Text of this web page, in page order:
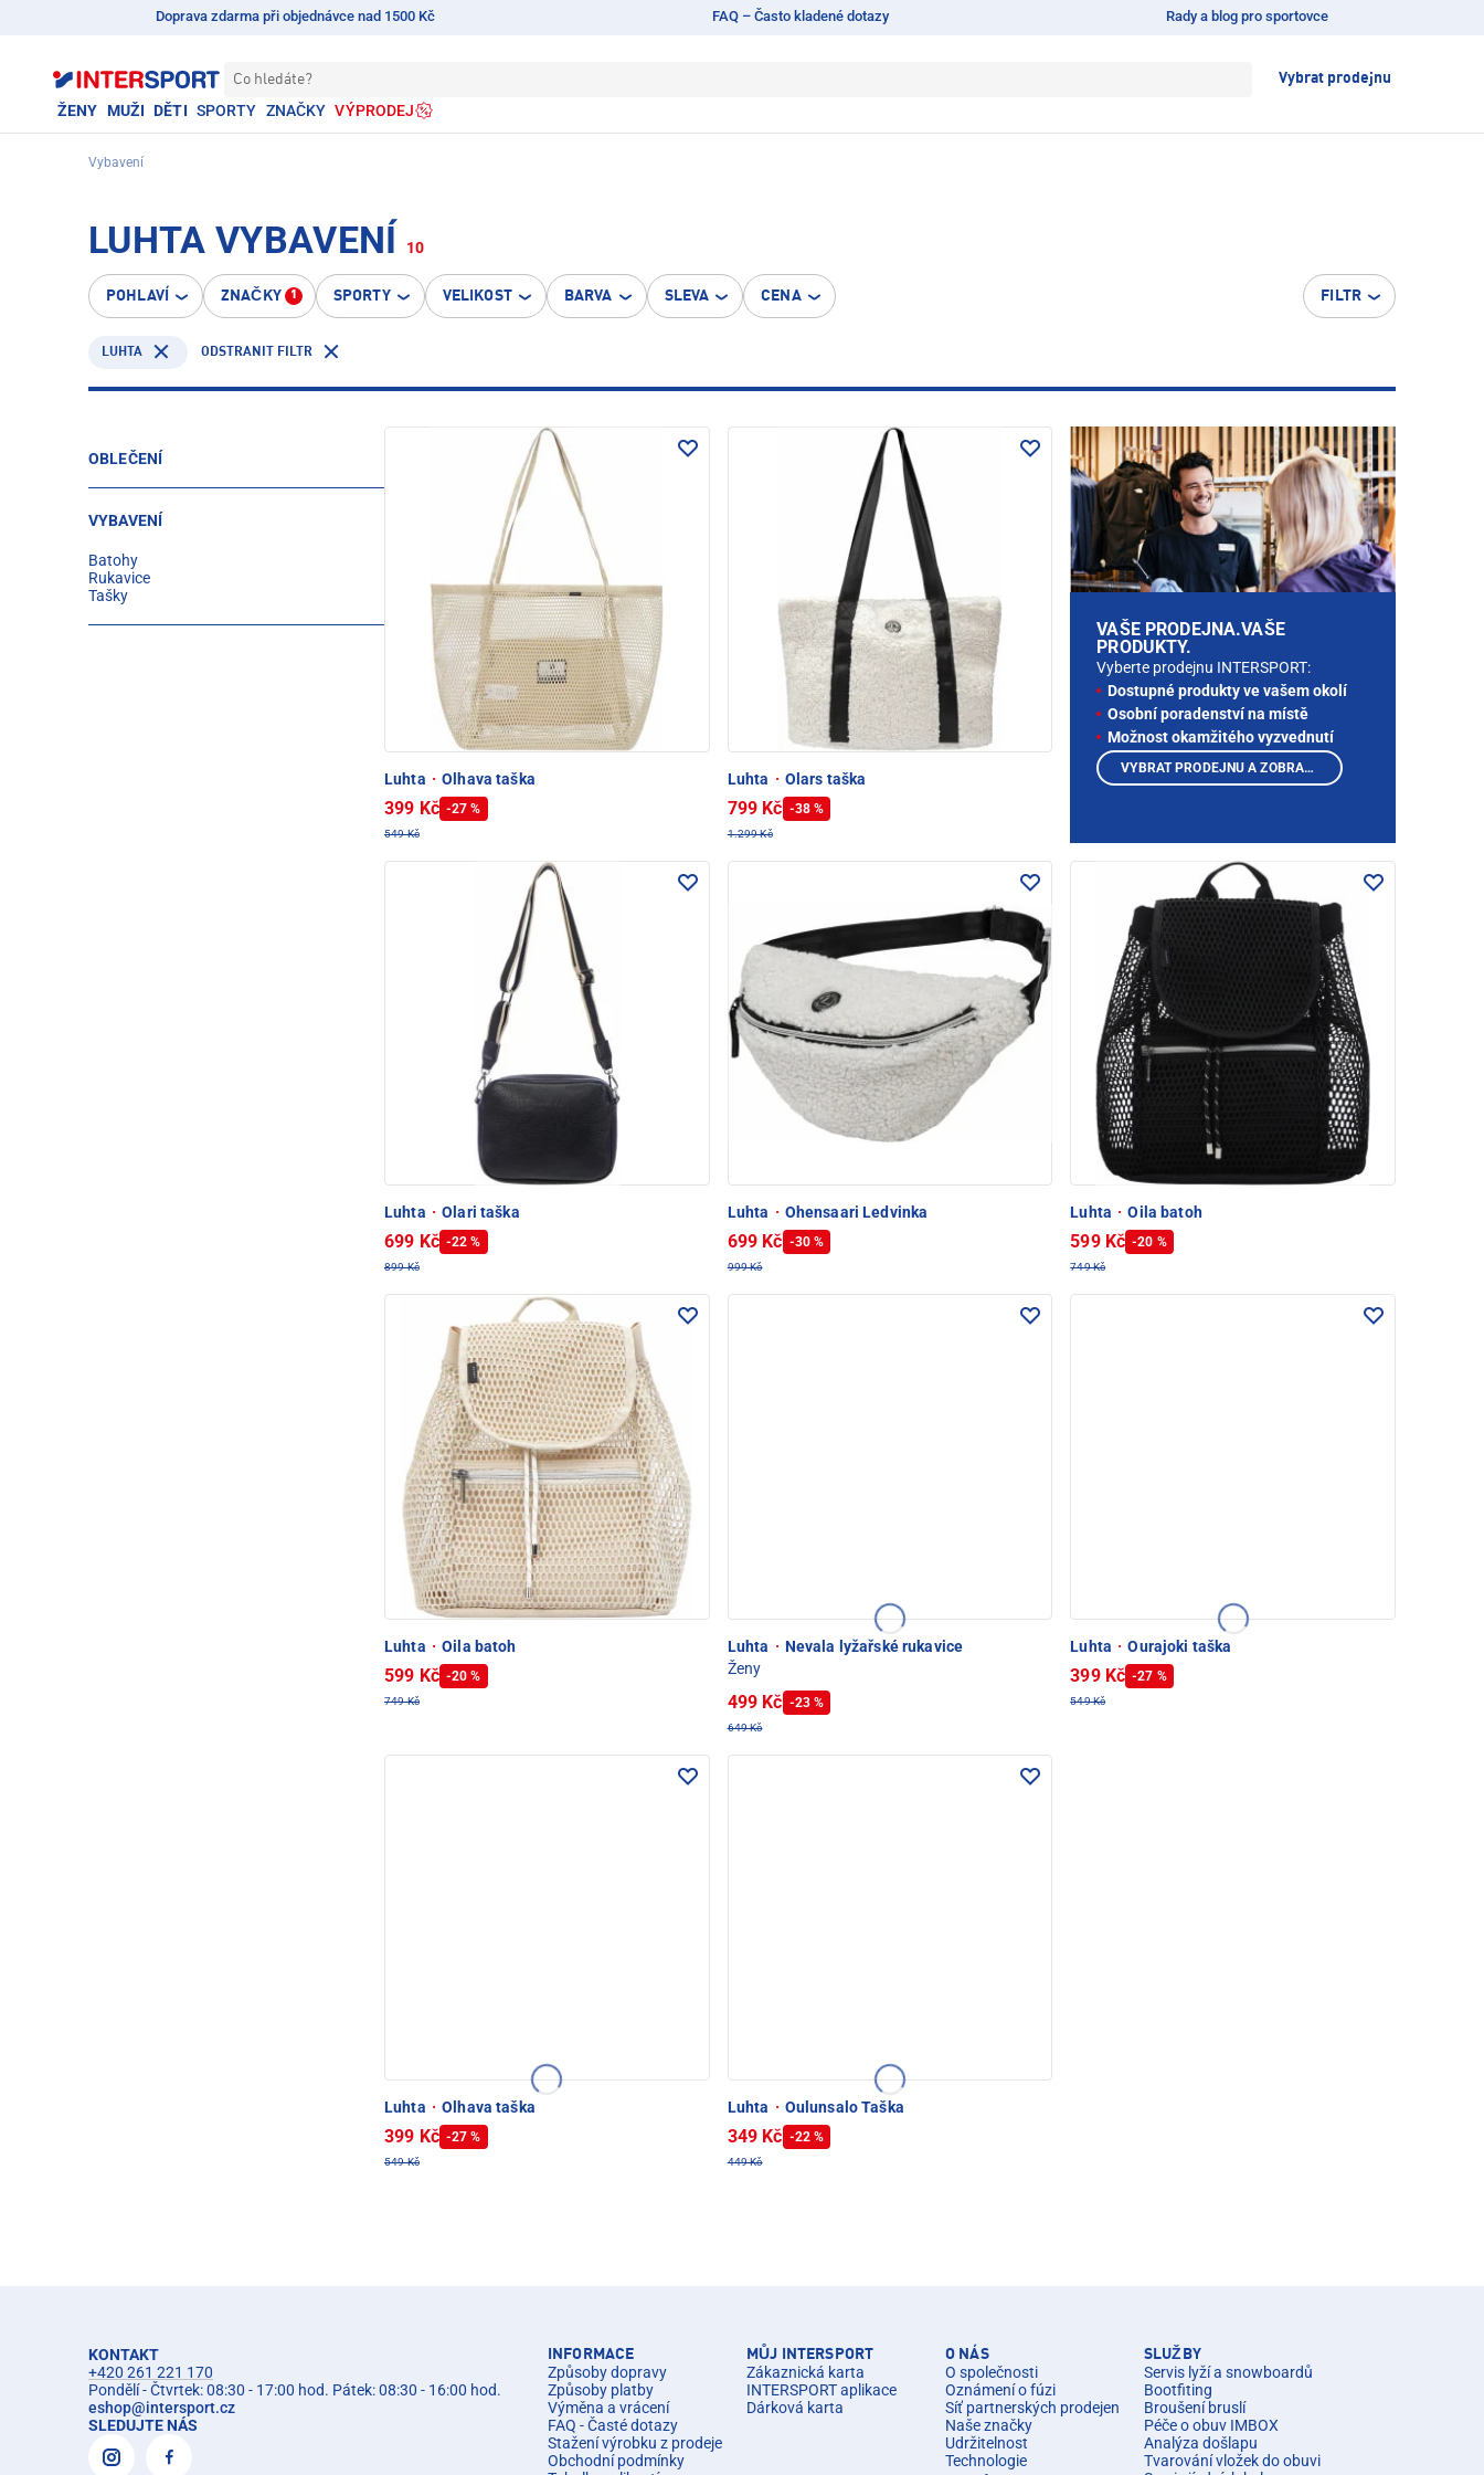
Doprava zdarma při objednávce nad 1500 Kč FAQ – Často kladené dotazy Rady a blog pro sportovce
Co hledáte? Vybrat prodejnu
ŽENY MUŽI DĚTI SPORTY ZNAČKY VÝPRODEJ
Vybavení
LUHTA VYBAVENÍ 10
POHLAVÍ ZNAČKY 1 SPORTY VELIKOST BARVA SLEVA CENA FILTR
LUHTA ODSTRANIT FILTR
OBLEČENÍ
VYBAVENÍ
Batohy
Rukavice
Tašky
Luhta · Olhava taška
399 Kč -27 %
549 Kč
Luhta · Olars taška
799 Kč -38 %
1.299 Kč
Luhta · Olari taška
699 Kč -22 %
899 Kč
Luhta · Ohensaari Ledvinka
699 Kč -30 %
999 Kč
Luhta · Oila batoh
599 Kč -20 %
749 Kč
Luhta · Oila batoh
599 Kč -20 %
749 Kč
Luhta · Nevala lyžařské rukavice
Ženy
499 Kč -23 %
649 Kč
Luhta · Ourajoki taška
399 Kč -27 %
549 Kč
Luhta · Olhava taška
399 Kč -27 %
549 Kč
Luhta · Oulunsalo Taška
349 Kč -22 %
449 Kč
VAŠE PRODEJNA.VAŠE
PRODUKTY.
Vyberte prodejnu INTERSPORT:
Dostupné produkty ve vašem okolí
Osobní poradenství na místě
Možnost okamžitého vyzvednutí
VYBRAT PRODEJNU A ZOBRAZIT PRODUKTY
KONTAKT
+420 261 221 170
Pondělí - Čtvrtek: 08:30 - 17:00 hod. Pátek: 08:30 - 16:00 hod.
eshop@intersport.cz
SLEDUJTE NÁS
INFORMACE
Způsoby dopravy
Způsoby platby
Výměna a vrácení
FAQ - Časté dotazy
Stažení výrobku z prodeje
Obchodní podmínky
MŮJ INTERSPORT
Zákaznická karta
INTERSPORT aplikace
Dárková karta
O NÁS
O společnosti
Oznámení o fúzi
Síť partnerských prodejen
Naše značky
Udržitelnost
Technologie
SLUŽBY
Servis lyží a snowboardů
Bootfiting
Broušení bruslí
Péče o obuv IMBOX
Analýza došlapu
Tvarování vložek do obuvi